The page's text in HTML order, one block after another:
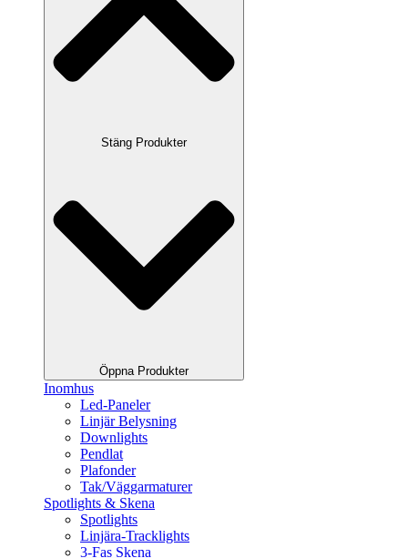
Stäng Produkter
Öppna Produkter
Inomhus
Led-Paneler
Linjär Belysning
Downlights
Pendlat
Plafonder
Tak/Väggarmaturer
Spotlights & Skena
Spotlights
Linjära-Tracklights
3-Fas Skena